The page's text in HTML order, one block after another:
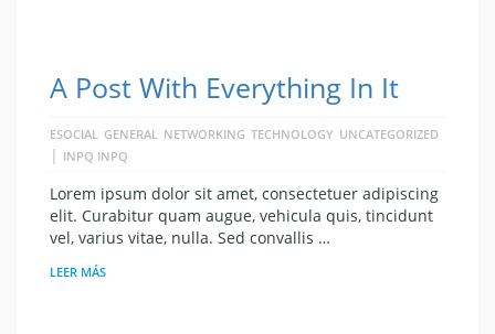
A Post With Everything In It
ESOCIAL GENERAL NETWORKING TECHNOLOGY UNCATEGORIZED
| INPQ INPQ
Lorem ipsum dolor sit amet, consectetuer adipiscing
elit. Curabitur quam augue, vehicula quis, tincidunt
vel, varius vitae, nulla. Sed convallis …
LEER MÁS